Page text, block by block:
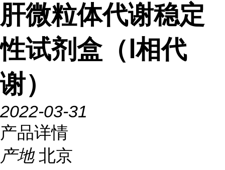
肝微粒体代谢稳定
性试剂盒（Ⅰ相代
谢）
2022-03-31
产品详情
产地 北京